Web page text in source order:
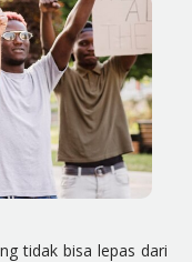
tidak bisa lepas dari